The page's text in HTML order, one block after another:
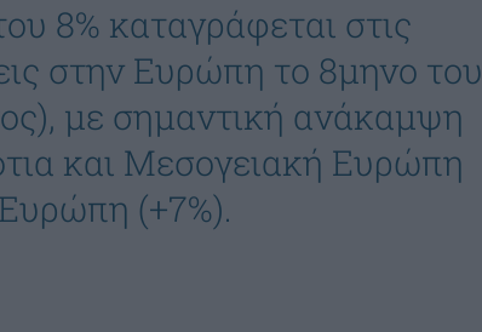
8% καταγράφεται στις
στην Ευρώπη το 8μηνο του
με σημαντική ανάκαμψη
και Μεσογειακή Ευρώπη
(+7%).